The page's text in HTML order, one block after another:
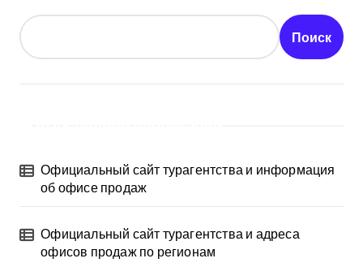
Поиск
Официальный сайт турагентства и информация
об офисе продаж
Официальный сайт турагентства и адреса
офисов продаж по регионам